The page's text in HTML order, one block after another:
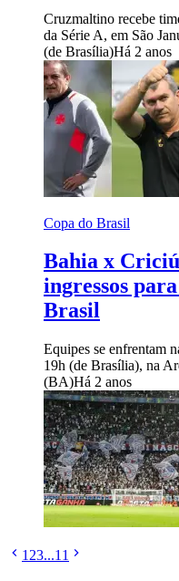
Cruzmaltino recebe
da Série A, em São
(de Brasília)Há 2 anos
Copa do Brasil
Bahia x
ingressos
Brasil
Equipes se enfrentam
19h (de Brasília), na
(BA)Há 2 anos
1 23...11